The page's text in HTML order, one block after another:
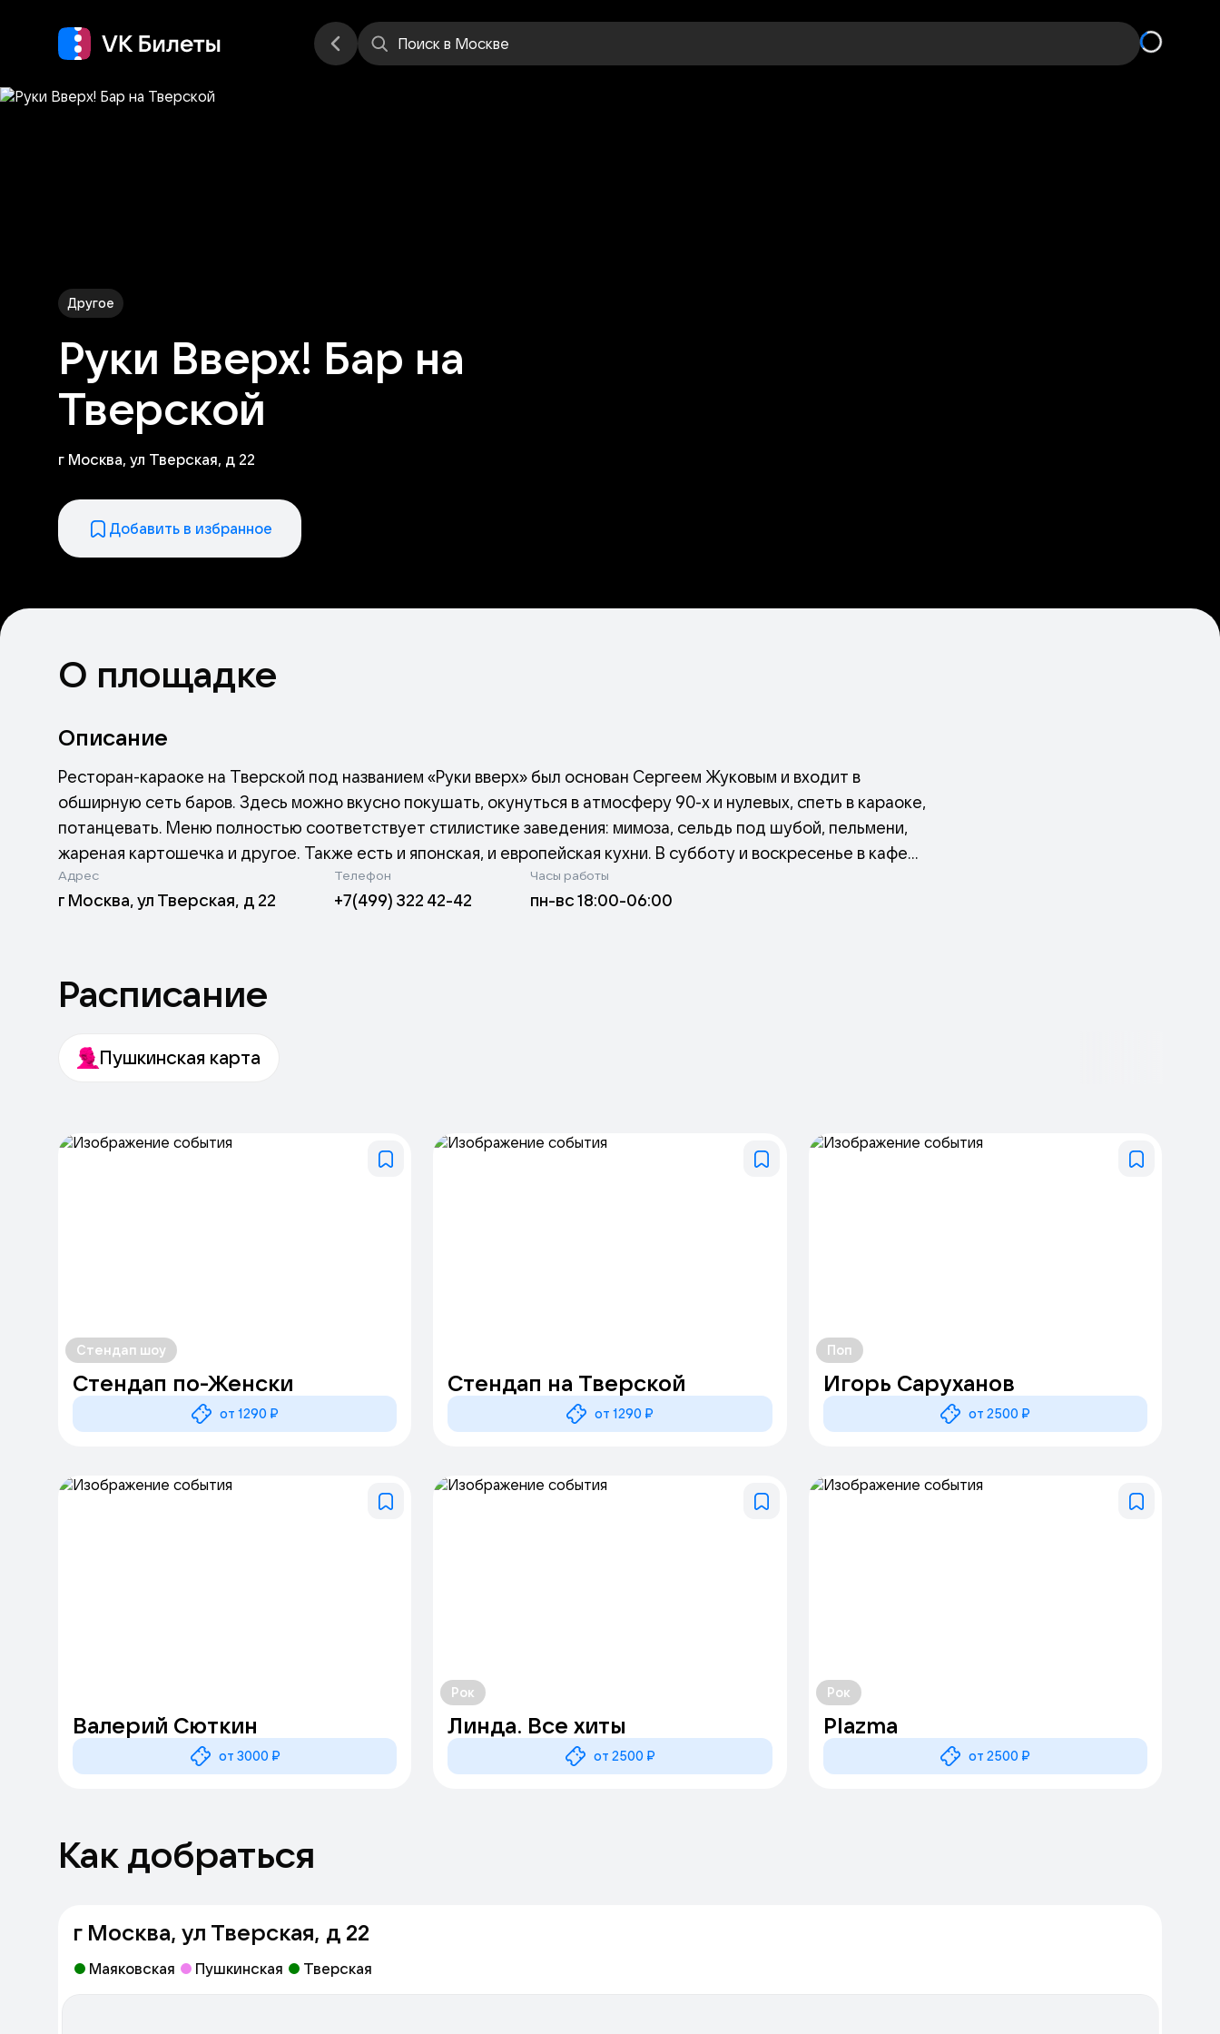
Поиск в Москве
Другое
Руки Вверх! Бар на
Тверской
г Москва, ул Тверская, д 22
Добавить в избранное
О площадке
Описание
Ресторан-караоке на Тверской под названием «Руки вверх» был основан Сергеем Жуковым и входит в
обширную сеть баров. Здесь можно вкусно покушать, окунуться в атмосферу 90-х и нулевых, спеть в караоке,
потанцевать. Меню полностью соответствует стилистике заведения: мимоза, сельдь под шубой, пельмени,
жареная картошечка и другое. Также есть и японская, и европейская кухни. В субботу и воскресенье в кафе
проходят разнообразные вечеринки и концерты с участием популярных артистов и самого С. Жукова. В будние
дни в баре также проводятся разные мероприятия, например, стендап, розыгрыш призов и т. д.
Адрес
г Москва, ул Тверская, д 22
Телефон
+7(499) 322 42-42
Часы работы
пн-вс 18:00-06:00
Расписание
Пушкинская карта
Стендап шоу
Стендап по-Женски
от 1290 ₽
Стендап на Тверской
от 1290 ₽
Поп
Игорь Саруханов
от 2500 ₽
Валерий Сюткин
от 3000 ₽
Рок
Линда. Все хиты
от 2500 ₽
Рок
Plazma
от 2500 ₽
Как добраться
г Москва, ул Тверская, д 22
Маяковская Пушкинская Тверская